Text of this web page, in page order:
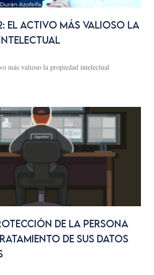
El activo más valioso la
más valioso la propiedad intelectual
de la Persona
de sus Datos